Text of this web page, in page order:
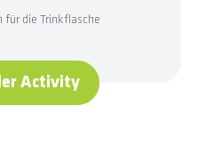
für die Trinkflasche
Activity